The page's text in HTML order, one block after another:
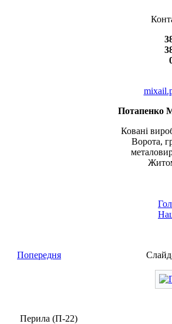
Потапенко
Ковані
Ворота,
Попередня
Перила (П-22)